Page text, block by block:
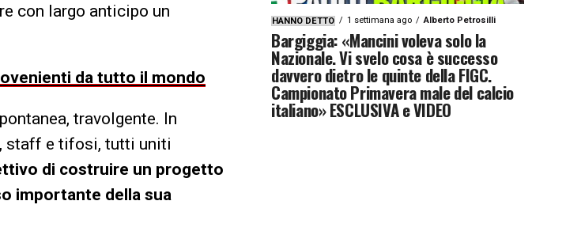
con largo anticipo un
da tutto il mondo
travolgente. In
staff e tifosi, tutti uniti
di costruire un progetto
importante della sua
HANNO DETTO 1 settimana ago Alberto Petrosilli
Bargiggia: «Mancini voleva solo la
Nazionale. Vi svelo cosa è successo
davvero dietro le quinte della FIGC.
Campionato Primavera male del calcio
italiano» ESCLUSIVA e VIDEO